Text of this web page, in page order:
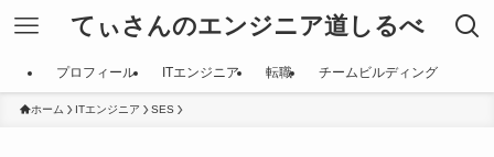
てぃさんのエンジニア道しるべ
プロフィール ITエンジニア 転職 チームビルディング
ホーム ITエンジニア SES